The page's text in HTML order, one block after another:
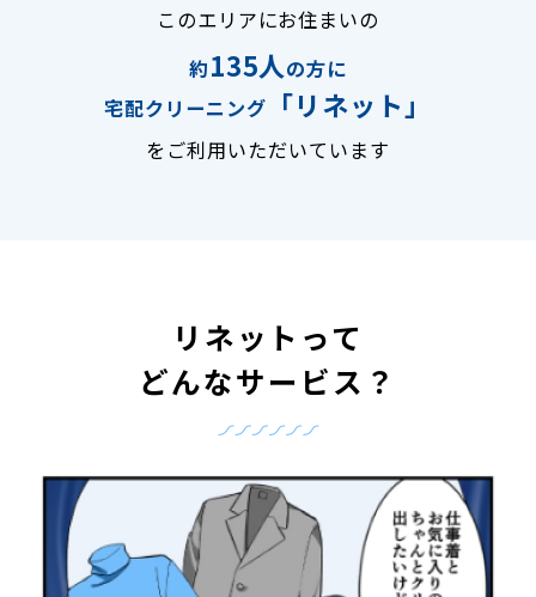
このエリアにお住まいの
約135人の方に
宅配クリーニング
「リネット」
をご利用いただいています
リネットって
どんなサービス？